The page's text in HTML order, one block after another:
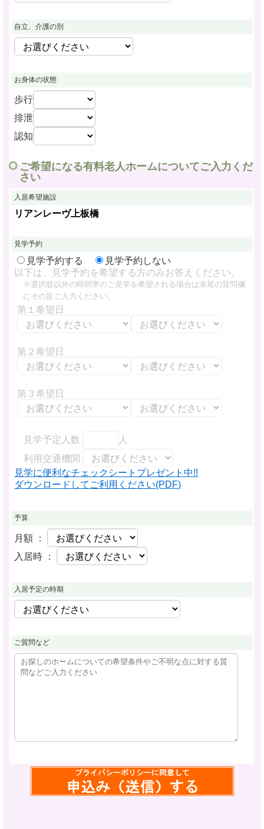
自立、介護の別
お身体の状態
歩行
排泄
認知
ご希望になる有料老人ホームについてご入力くだ
さい
入居希望施設
リアンレーヴ上板橋
見学予約
見学予約する
見学予約しない
以下は、見学予約を希望する方のみお答えください。
※選択肢以外の時間帯のご見学を希望される場合は末尾の質問欄
にその旨ご入力ください。
第１希望日
第２希望日
第３希望日
見学予定人数
人
利用交通機関
見学に便利なチェックシートプレゼント中!!
ダウンロードしてご利用ください(PDF)
予算
月額 ：
入居時 ：
入居予定の時期
ご質問など